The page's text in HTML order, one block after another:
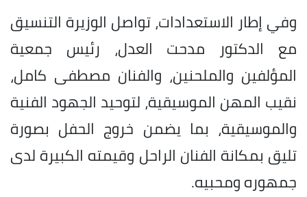
وفي إطار الاستعدادات، تواصل الوزيرة التنسيق
مع الدكتور مدحت العدل، رئيس جمعية
المؤلفين والملحنين، والفنان مصطفى كامل،
نقيب المهن الموسيقية، لتوحيد الجهود الفنية
والموسيقية، بما يضمن خروج الحفل بصورة
تليق بمكانة الفنان الراحل وقيمته الكبيرة لدى
جمهوره ومحبيه.